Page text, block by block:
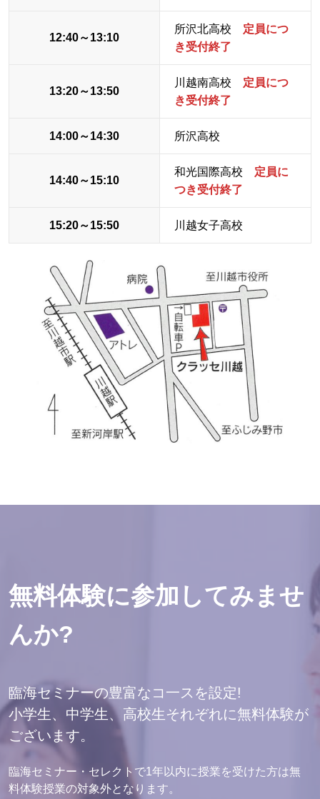
12:40～13:10
所沢北高校 定員につ
き受付終了
13:20～13:50
川越南高校 定員につ
き受付終了
14:00～14:30 所沢高校
14:40～15:10
和光国際高校 定員に
つき受付終了
15:20～15:50 川越女子高校
無料体験に参加してみませ
んか?
臨海セミナーの豊富なコ一スを設定!
小学生、中学生、高校生それぞれに無料体験が
ございます。
臨海セミナー・セレクトで1年以内に授業を受けた方は無
料体験授業の対象外となります。